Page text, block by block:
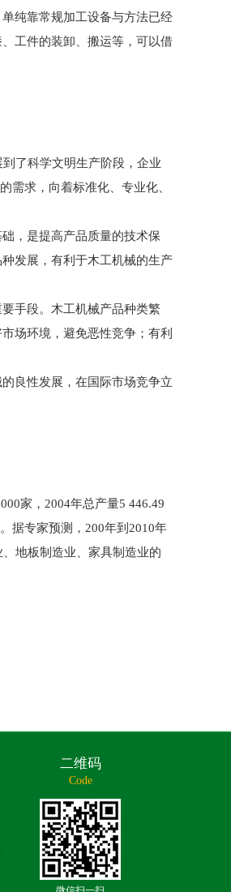
纯靠常规加工设备与方法已经
工件的装卸、搬运等，可以借
了科学文明生产阶段，企业
需求，向着标准化、专业化、
，是提高产品质量的技术保
发展，有利于木工机械的生产
手段。木工机械产品种类繁
场环境，避免恶性竞争；有利
良性发展，在国际市场竞争立
家，2004年总产量5 446.49
据专家预测，200年到2010年
地板制造业、家具制造业的
二维码
Code